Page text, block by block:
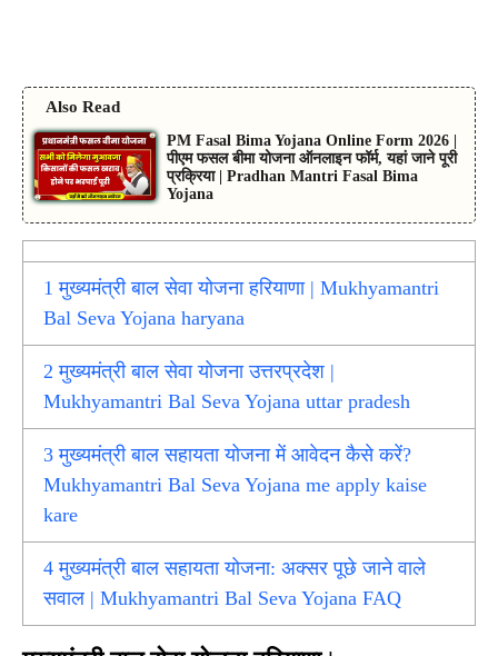
Also Read
PM Fasal Bima Yojana Online Form 2026 |
पीएम फसल बीमा योजना ऑनलाइन फॉर्म, यहां जाने पूरी
प्रक्रिया | Pradhan Mantri Fasal Bima
Yojana
1 मुख्यमंत्री बाल सेवा योजना हरियाणा | Mukhyamantri
Bal Seva Yojana haryana
2 मुख्यमंत्री बाल सेवा योजना उत्तरप्रदेश |
Mukhyamantri Bal Seva Yojana uttar pradesh
3 मुख्यमंत्री बाल सहायता योजना में आवेदन कैसे करें?
Mukhyamantri Bal Seva Yojana me apply kaise
kare
4 मुख्यमंत्री बाल सहायता योजना: अक्सर पूछे जाने वाले
सवाल | Mukhyamantri Bal Seva Yojana FAQ